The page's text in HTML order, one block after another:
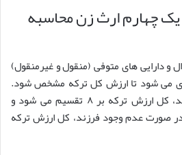
چهارم ارث زن محاسبه
و دارایی های متوفی (منقول و غیرمنقول)
می شود تا ارزش کل ترکه مشخص شود.
سپس، در صورت وجود فرزند، کل ارزش ترکه بر ۸ تقسیم می شود و
صورت عدم وجود فرزند، کل ارزش ترکه